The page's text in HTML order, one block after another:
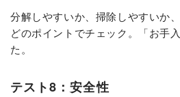
分解しやすいか、掃除しやすいか
どのポイントでチェック。「お手
た。
テスト8：安全性